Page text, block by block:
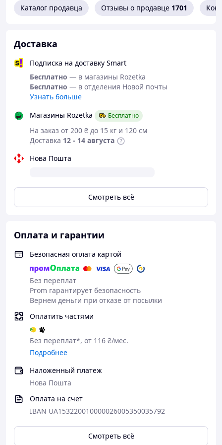
Каталог продавца Отзывы о продавце 1701
Доставка
Подписка на доставку Smart
Бесплатно — в магазины Rozetka
Бесплатно — в отделения Новой почты
Узнать больше
Магазины Rozetka
Бесплатно
На заказ от 200 ₴ до 15 кг и 120 см
Доставка 12 - 14 августа
Нова Пошта
Смотреть всё
Оплата и гарантии
Безопасная оплата картой
Без переплат
Prom гарантирует безопасность
Вернем деньги при отказе от посылки
Оплатить частями
Без переплат*, от 116 ₴/мес.
Подробнее
Наложенный платеж
Нова Пошта
Оплата на счет
IBAN UA153220010000026005350035792
Смотреть всё